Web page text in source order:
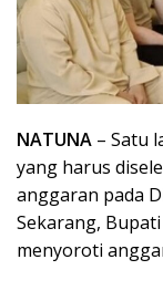
NATUNA – Satu
yang harus
anggaran pada
Sekarang,
menyoroti